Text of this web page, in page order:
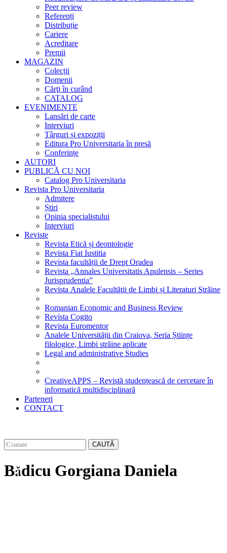
Peer review
Referenți
Distribuție
Cariere
Acreditare
Premii
MAGAZIN
Colecții
Domenii
Cărţi în curând
CATALOG
EVENIMENTE
Lansări de carte
Interviuri
Târguri și expoziții
Editura Pro Universitaria în presă
Conferințe
AUTORI
PUBLICĂ CU NOI
Catalog Pro Universitaria
Revista Pro Universitaria
Admitere
Știri
Opinia specialistului
Interviuri
Reviste
Revista Etică și deontologie
Revista Fiat Iustitia
Revista facultății de Drept Oradea
Revista „Annales Universitatis Apulensis – Series
Jurisprudentia”
Revista Analele Facultăţii de Limbi și Literaturi Străine
Romanian Economic and Business Review
Revista Cogito
Revista Euromentor
Analele Universității din Craiova, Seria Științe
filologice, Limbi străine aplicate
Legal and administrative Studies
CreativeAPPS – Revistă studențească de cercetare în
informatică multidisciplinară
Parteneri
CONTACT
CAUTĂ
Bădicu Gorgiana Daniela